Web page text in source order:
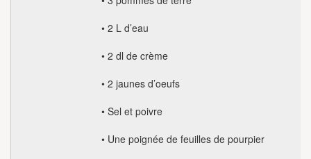
• 2 L d’eau
• 2 dl de crème
• 2 jaunes d’oeufs
• Sel et poivre
• Une poignée de feuilles de pourpier